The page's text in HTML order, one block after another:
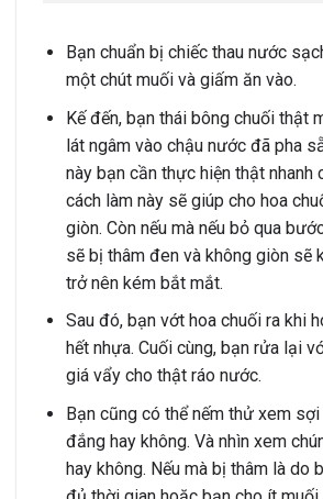
Bạn chuẩn bị chiếc thau nước
một chút muối và giấm ăn vào.
Kế đến, bạn thái bông chuối thật
lát ngâm vào chậu nước đã pha
này bạn cần thực hiện thật nhanh
cách làm này sẽ giúp cho hoa
giòn. Còn nếu mà nếu bỏ qua
sẽ bị thâm đen và không giòn sẽ
trở nên kém bắt mắt.
Sau đó, bạn vớt hoa chuối ra khi
hết nhựa. Cuối cùng, bạn rửa lại
giá vẩy cho thật ráo nước.
Bạn cũng có thể nếm thử xem
đắng hay không. Và nhìn xem
hay không. Nếu mà bị thâm là do